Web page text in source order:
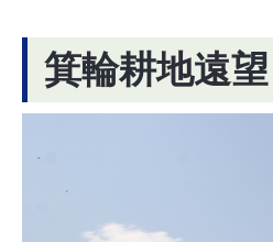
箕輪耕地遠望